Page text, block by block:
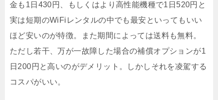
金も1日430円、もしくはより高性能機種で1日520円と
実は短期のWiFiレンタルの中でも最安といってもいい
ほど安いのが特徴。また期間によっては送料も無料。
ただし若干、万が一故障した場合の補償オプションが1
日200円と高いのがデメリット。しかしそれを凌駕する
コスパがいい。